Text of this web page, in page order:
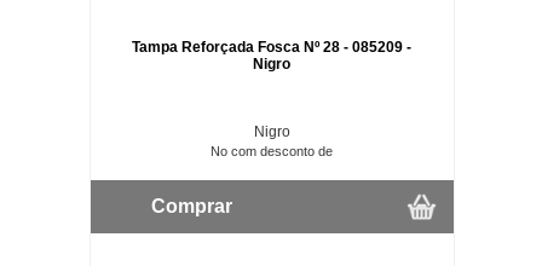
Tampa Reforçada Fosca Nº 28 - 085209 -
Nigro
Nigro
No com desconto de
Comprar